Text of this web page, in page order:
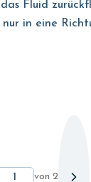
Fluid
in eine
bei
oder
nicht
von 2